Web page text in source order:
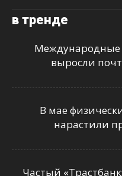
в тренде
Международные
выросли
В мае
нарастили
Частый